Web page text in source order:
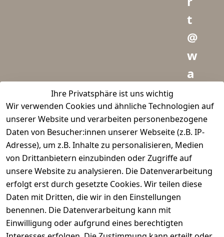
Ihre Privatsphäre ist uns wichtig
Wir verwenden Cookies und ähnliche Technologien auf
unserer Website und verarbeiten personenbezogene
Daten von Besucher:innen unserer Webseite (z.B. IP-
Adresse), um z.B. Inhalte zu personalisieren, Medien
von Drittanbietern einzubinden oder Zugriffe auf
unsere Website zu analysieren. Die Datenverarbeitung
erfolgt erst durch gesetzte Cookies. Wir teilen diese
Daten mit Dritten, die wir in den Einstellungen
benennen. Die Datenverarbeitung kann mit
Einwilligung oder aufgrund eines berechtigten
t
@
w
a
d
m
e
i
s